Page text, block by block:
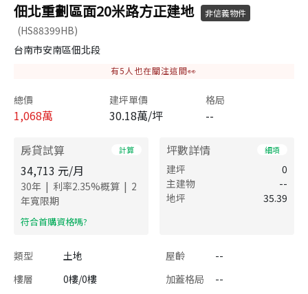
佃北重劃區面20米路方正建地 非信義物件
(HS88399HB)
台南市安南區佃北段
有5 人也在關注這間👀
總價
1,068萬
建坪單價
30.18萬/坪
格局
--
房貸試算 計算
34,713 元/月
30年 | 利率2.35%概算 | 2
年寬限期
​符合首購資格嗎?
坪數詳情 細項
建坪
0
主建物
--
地坪
35.39
類型 土地 屋齡
--
樓層
0樓/0樓 加蓋格局
--